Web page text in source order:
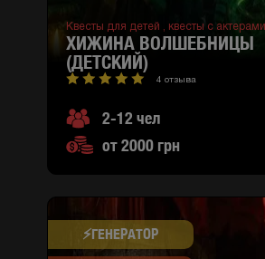
Квесты для детей , квесты с актерами
ХИЖИНА ВОЛШЕБНИЦЫ
(ДЕТСКИЙ)
4 отзыва
2-12 чел
от 2000 грн
⚡​ГЕНЕРАТОР